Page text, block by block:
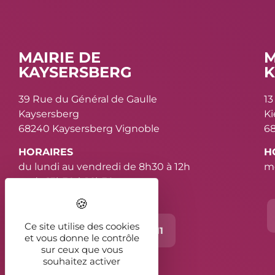
MAIRIE DE
KAYSERSBERG
39 Rue du Général de Gaulle
Kaysersberg
68240 Kaysersberg Vignoble
HORAIRES
du lundi au vendredi de 8h30 à 12h
et de 13h30 à 16h30
Contact 03 89 78 11 11
Ce site utilise des cookies
et vous donne le contrôle
sur ceux que vous
souhaitez activer